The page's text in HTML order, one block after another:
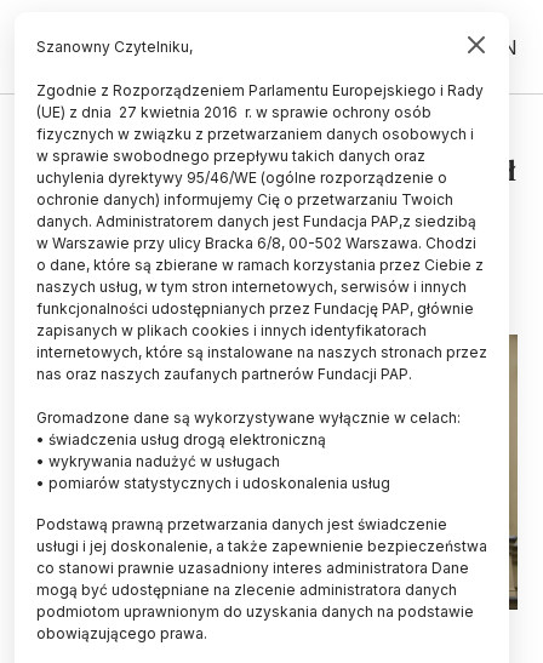
PL EN
HISTORIA I KULTURA
107 lat temu Józef Piłsudski przejął
władzę z rąk Rady Regencyjnej
11.11.2025
aktualizacja: 11.11.2025
6 minut czytania
Łódź, 10.11.2025. PAP/Marian Zubrzycki
Szanowny Czytelniku,
Zgodnie z Rozporządzeniem Parlamentu Europejskiego i Rady
(UE) z dnia 27 kwietnia 2016 r. w sprawie ochrony osób
fizycznych w związku z przetwarzaniem danych osobowych i
w sprawie swobodnego przepływu takich danych oraz
uchylenia dyrektywy 95/46/WE (ogólne rozporządzenie o
ochronie danych) informujemy Cię o przetwarzaniu Twoich
danych. Administratorem danych jest Fundacja PAP,z siedzibą
w Warszawie przy ulicy Bracka 6/8, 00-502 Warszawa. Chodzi
o dane, które są zbierane w ramach korzystania przez Ciebie z
naszych usług, w tym stron internetowych, serwisów i innych
funkcjonalności udostępnianych przez Fundację PAP, głównie
zapisanych w plikach cookies i innych identyfikatorach
internetowych, które są instalowane na naszych stronach przez
nas oraz naszych zaufanych partnerów Fundacji PAP.
Gromadzone dane są wykorzystywane wyłącznie w celach:
• świadczenia usług drogą elektroniczną
• wykrywania nadużyć w usługach
• pomiarów statystycznych i udoskonalenia usług
Podstawą prawną przetwarzania danych jest świadczenie
usługi i jej doskonalenie, a także zapewnienie bezpieczeństwa
co stanowi prawnie uzasadniony interes administratora Dane
mogą być udostępniane na zlecenie administratora danych
podmiotom uprawnionym do uzyskania danych na podstawie
obowiązującego prawa.